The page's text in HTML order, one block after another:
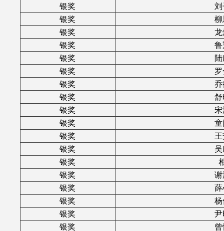
银奖
银奖
银奖
银奖
银奖
银奖
银奖
银奖
银奖
银奖
银奖
银奖
银奖
银奖
银奖
银奖
银奖
银奖